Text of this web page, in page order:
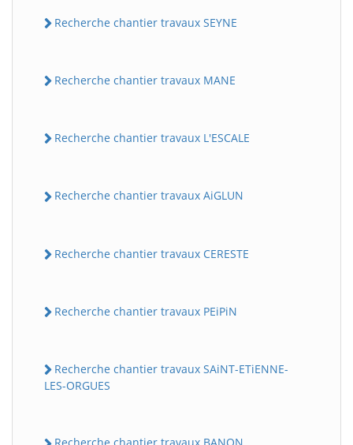
Recherche chantier travaux SEYNE
Recherche chantier travaux MANE
Recherche chantier travaux L'ESCALE
Recherche chantier travaux AiGLUN
Recherche chantier travaux CERESTE
Recherche chantier travaux PEiPiN
Recherche chantier travaux SAiNT-ETiENNE-
LES-ORGUES